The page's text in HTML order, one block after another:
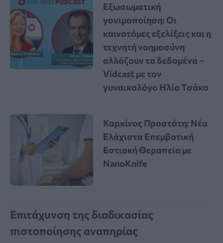
Εξωσωματική
γονιμοποίηση: Οι
καινοτόμες εξελίξεις και η
τεχνητή νοημοσύνη
αλλάζουν τα δεδομένα –
Vidcast με τον
γυναικολόγο Ηλία Τσάκο
Καρκίνος Προστάτη: Νέα
Ελάχιστα Επεμβατική
Εστιακή Θεραπεία με
NanoKnife
Επιτάχυνση της διαδικασίας
πιστοποίησης αναπηρίας